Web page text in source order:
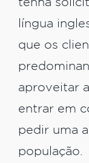
tenha
língua
que os
aproveitar
entrar em
pedir uma
população.